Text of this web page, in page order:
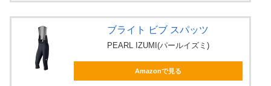
ブライト ビブ スパッツ
PEARL IZUMI(パールイズミ)
Amazonで見る